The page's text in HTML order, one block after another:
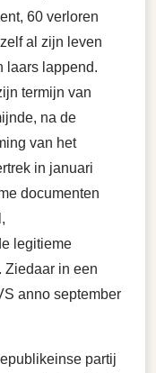
60 verloren
al zijn leven
laars lappend.
termijn van
na de
van het
in januari
documenten
legitieme
Ziedaar in een
anno september
partij